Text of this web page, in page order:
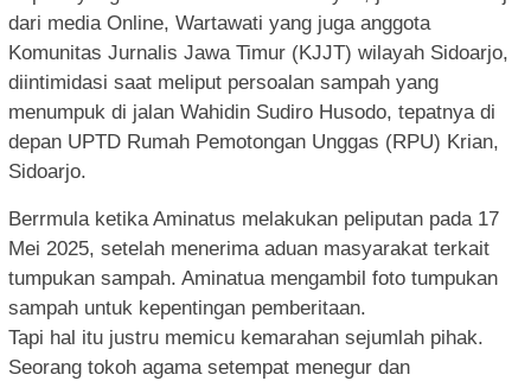
dari media Online, Wartawati yang juga anggota
Komunitas Jurnalis Jawa Timur (KJJT) wilayah Sidoarjo,
diintimidasi saat meliput persoalan sampah yang
menumpuk di jalan Wahidin Sudiro Husodo, tepatnya di
depan UPTD Rumah Pemotongan Unggas (RPU) Krian,
Sidoarjo.
Berrmula ketika Aminatus melakukan peliputan pada 17
Mei 2025, setelah menerima aduan masyarakat terkait
tumpukan sampah. Aminatua mengambil foto tumpukan
sampah untuk kepentingan pemberitaan.
Tapi hal itu justru memicu kemarahan sejumlah pihak.
Seorang tokoh agama setempat menegur dan